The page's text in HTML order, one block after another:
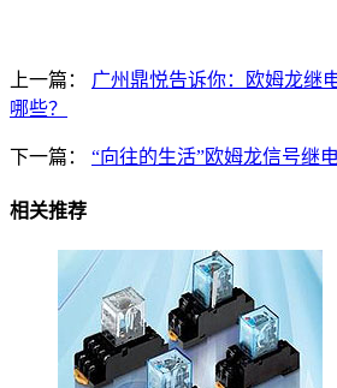
上一篇：
广州鼎悦告诉你：欧姆龙继
哪些？
下一篇： “向往的生活”欧姆龙信号继
相关推荐